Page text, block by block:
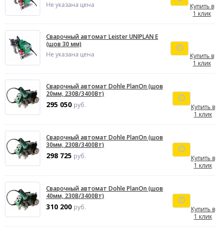
Не указана цена
Купить в
1 клик
Сварочный автомат Leister UNIPLAN E
(шов 30 мм)
Не указана цена
Купить в
1 клик
Сварочный автомат Dohle PlanOn (шов
20мм, 230В/3400Вт)
295 050 руб.
Купить в
1 клик
Сварочный автомат Dohle PlanOn (шов
30мм, 230В/3400Вт)
298 725 руб.
Купить в
1 клик
Сварочный автомат Dohle PlanOn (шов
40мм, 230В/3400Вт)
310 200 руб.
Купить в
1 клик